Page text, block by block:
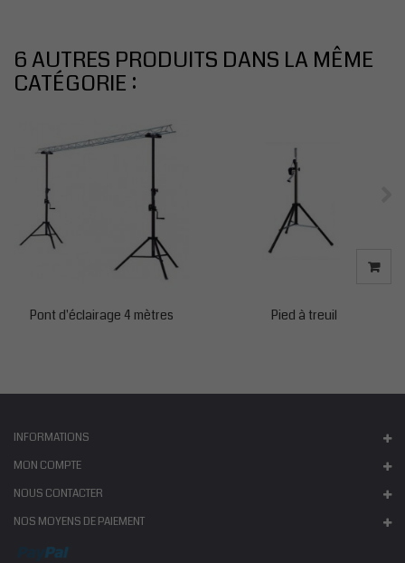
6 AUTRES PRODUITS DANS LA MÊME
CATÉGORIE :
Pont d'éclairage 4 mètres Pied à treuil
INFORMATIONS
MON COMPTE
NOUS CONTACTER
NOS MOYENS DE PAIEMENT